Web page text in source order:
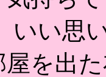
いい思
を出